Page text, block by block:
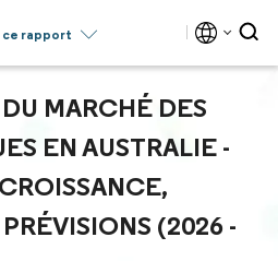
ce rapport
MARCHÉ DES
EN AUSTRALIE -
(2026 -